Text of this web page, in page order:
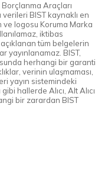
Araçları
verileri BIST kaynaklı en
ve logosu Koruma Marka
iktibas
tüm belgelerin
yayınlanamaz. BIST,
herhangi bir garanti
verinin ulaşmaması,
yayın sistemindeki
hallerde Alıcı, Alt Alıcı
bir zarardan BIST